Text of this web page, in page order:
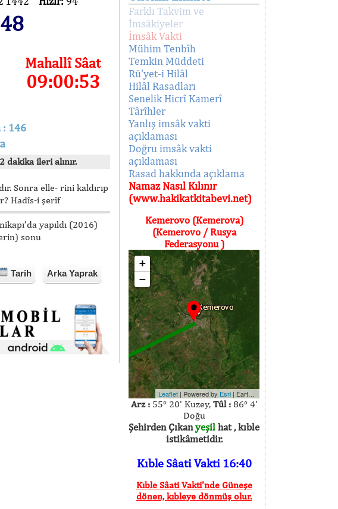
Mahallî Sâat
09:00:53
: 146
dakika ileri alınır.
Sonra elle- rini kaldırıp
Hadîs-i şerîf
yapıldı (2016)
sonu
Tarih Arka Yaprak
Farklı Takvim ve
İmsâkiyeler
İmsâk Vakti
Mühim Tenbîh
Temkin Müddeti
Rü'yet-i Hilâl
Hilâl Rasadları
Senelik Hicrî Kamerî
Târîhler
Yanlış imsâk vakti
açıklaması
Doğru imsâk vakti
açıklaması
Rasad hakkında açıklama
Namaz Nasıl Kılınır
(www.hakikatkitabevi.net)
Kemerovo (Kemerova)
(Kemerovo / Rusya
Federasyonu )
+
−
Leaflet | Powered by Esri | Earthstar Geographics
Arz :55° 20' Kuzey, Tûl :86° 4'
Doğu
Şehirden Çıkanyeşil hat , kıble
istikâmetidir.
Kıble Sâati Vakti 16:40
Kıble Sâati Vakti'nde Güneşe
dönen, kıbleye dönmüş olur.